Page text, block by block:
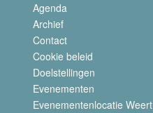
Agenda
Archief
Contact
Cookie beleid
Doelstellingen
Evenementen
Evenementenlocatie Weert